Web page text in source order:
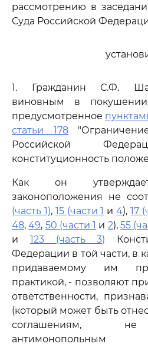
рассмотрению в
Суда Российской
1. Гражданин С.Ф.
виновным в
предусмотренное
статьи 178
Российской
конституционность
Как он
законоположения не
(часть 1), 15 (части 1 и4), 17
48,49, 50 (части 1 и 2),55
и 123 (часть 3)
Федерации в той части, в
придаваемому им
практикой, - позволяют
ответственности,
(который может быть
соглашениям, не
антимонопольным